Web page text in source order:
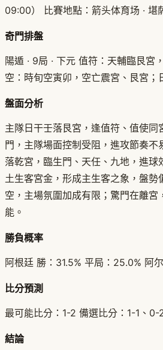
09:00） 比賽地點：箭头体育场 · 堪
奇門排盤
陽遁 · 9局 · 下元 值符：天輔臨艮宮
空：時旬空寅卯，空亡震宮、艮宮；
盤面分析
主隊日干壬落艮宮，逢值符、值使同
門，主隊場面控制受阻，進攻節奏不
落乾宮，臨生門、天任、九地，進球
土生客宮金，形成主生客之象，盤勢
空，主場氛圍加成有限；驚門在離宮
能。
勝負概率
阿根廷 勝：31.5% 平局：25.0% 阿
比分預測
最可能比分：1-2 備選比分：1-1、0-
結論